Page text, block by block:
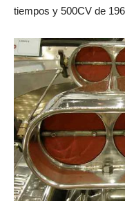
tiempos y 500CV de